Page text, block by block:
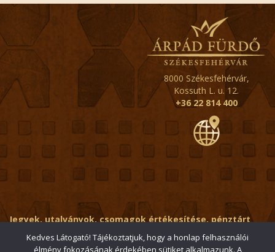
8000 Székesfehérvár,
Kossuth L. u. 12.
+36 22 814 400
Jegyek, utalványok, csomagok értékesítése, pénztárt
érintő kérdések:
ertekesito@fehervar-arpadfurdo.hu
Kedves Látogató! Tájékoztatjuk, hogy a honlap felhasználói
élmény fokozásának érdekében sütiket alkalmazunk. A